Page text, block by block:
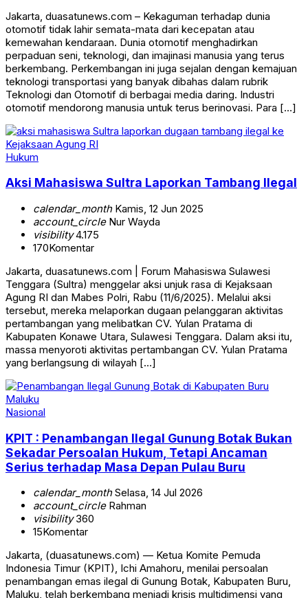
Jakarta, duasatunews.com – Kekaguman terhadap dunia
otomotif tidak lahir semata-mata dari kecepatan atau
kemewahan kendaraan. Dunia otomotif menghadirkan
perpaduan seni, teknologi, dan imajinasi manusia yang terus
berkembang. Perkembangan ini juga sejalan dengan kemajuan
teknologi transportasi yang banyak dibahas dalam rubrik
Teknologi dan Otomotif di berbagai media daring. Industri
otomotif mendorong manusia untuk terus berinovasi. Para […]
Hukum
Aksi Mahasiswa Sultra Laporkan Tambang Ilegal
calendar_monthKamis, 12 Jun 2025
account_circleNur Wayda
visibility4.175
170Komentar
Jakarta, duasatunews.com | Forum Mahasiswa Sulawesi
Tenggara (Sultra) menggelar aksi unjuk rasa di Kejaksaan
Agung RI dan Mabes Polri, Rabu (11/6/2025). Melalui aksi
tersebut, mereka melaporkan dugaan pelanggaran aktivitas
pertambangan yang melibatkan CV. Yulan Pratama di
Kabupaten Konawe Utara, Sulawesi Tenggara. Dalam aksi itu,
massa menyoroti aktivitas pertambangan CV. Yulan Pratama
yang berlangsung di wilayah […]
Nasional
KPIT : Penambangan Ilegal Gunung Botak Bukan
Sekadar Persoalan Hukum, Tetapi Ancaman
Serius terhadap Masa Depan Pulau Buru
calendar_monthSelasa, 14 Jul 2026
account_circleRahman
visibility360
15Komentar
Jakarta, (duasatunews.com) — Ketua Komite Pemuda
Indonesia Timur (KPIT), Ichi Amahoru, menilai persoalan
penambangan emas ilegal di Gunung Botak, Kabupaten Buru,
Maluku, telah berkembang menjadi krisis multidimensi yang